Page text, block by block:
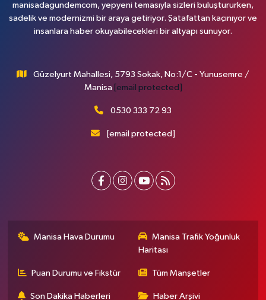
manisadagundemcom, yepyeni temasıyla sizleri buluştururken,
sadelik ve modernizmi bir araya getiriyor. Şatafattan kaçınıyor ve
insanlara haber okuyabilecekleri bir altyapı sunuyor.
Güzelyurt Mahallesi, 5793 Sokak, No:1/C - Yunusemre /
Manisa [email protected]
0530 333 72 93
[email protected]
Manisa Hava Durumu
Manisa Trafik Yoğunluk
Haritası
Puan Durumu ve Fikstür Tüm Manşetler
Son Dakika Haberleri Haber Arşivi